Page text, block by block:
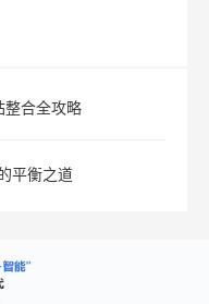
整合全攻略
平衡之道